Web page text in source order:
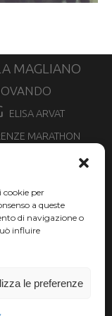
cookie per
a queste
di navigazione o
influire
le preferenze
MAGLIANO
ELISA ARVAT
MARATHON
GIULIANO CAVALLO
MARCO OLMO
CRIPPA